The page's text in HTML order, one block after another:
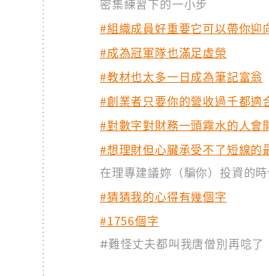
密集練習下的一小步
#組織成員好重要它可以帶你迎
#成為冠軍隊也滿足虛榮
#教材也太多一日成為筆記富翁
#創業者只要你的營收過千都適
#對數字對財務一頭霧水的人會
#想理財但心臟承受不了短線的
在理專建議妳（騙你）投資的
#猜猜我的心得有幾個字
#1756個字
#難怪丈夫都叫我唐僧別再唸了